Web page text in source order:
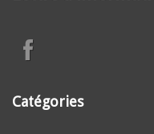
Catégories